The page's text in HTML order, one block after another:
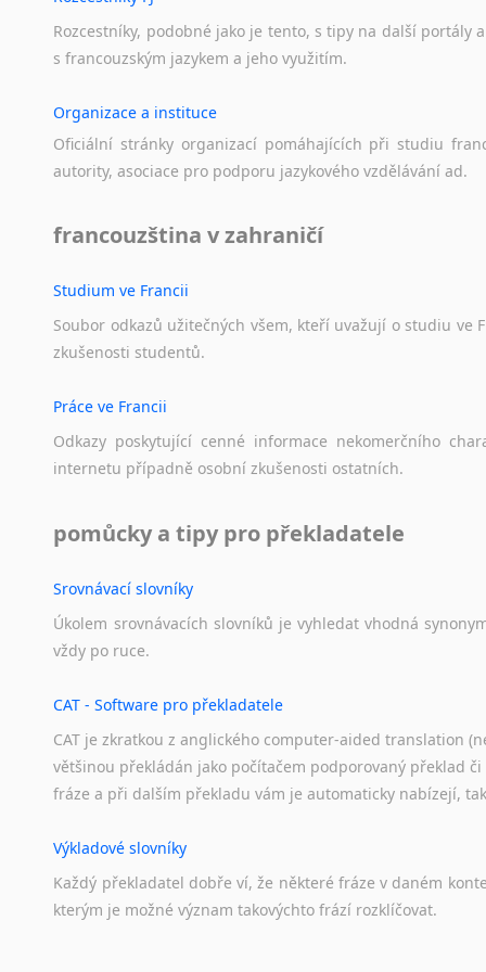
Novořečtina
Oromština
Pandžábština
Paštunština
Perština
Retorománština
Rumunština
Sinhalština
Somálština
Srbština
Staroslověnština
Švédština
Tahitština
Tamilština
Tatarština
Tibetština
Tigriňňa
Turečtina
Turkménština
Urdština
Uzbečtina
Vietnamština
Rozcestníky, podobné jako je tento, s tipy na další portály a
s francouzským jazykem a jeho využitím.
Organizace a instituce
Oficiální stránky organizací pomáhajících při studiu
autority, asociace pro podporu jazykového vzdělávání ad.
francouzština v zahraničí
Studium ve Francii
Soubor odkazů užitečných všem, kteří uvažují o studiu ve
zkušenosti studentů.
Práce ve Francii
Odkazy poskytující cenné informace nekomerčního
internetu případně osobní zkušenosti ostatních.
pomůcky a tipy pro překladatele
Srovnávací slovníky
Úkolem srovnávacích slovníků je vyhledat vhodná
vždy po ruce.
CAT - Software pro překladatele
CAT je zkratkou z anglického computer-aided translation
většinou překládán jako počítačem podporovaný překlad
fráze a při dalším překladu vám je automaticky nabízejí,
Výkladové slovníky
Každý překladatel dobře ví, že některé fráze v daném
kterým je možné význam takovýchto frází rozklíčovat.